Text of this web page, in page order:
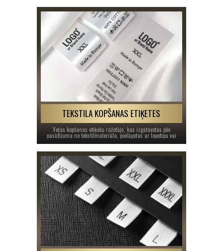
TEKSTILA KOPŠANAS ETIĶETES
Veļas kopšanas etiķešu ražotājs, kas izgatavotas pēc
pasūtījuma no tekstilmateriāla, pielāgotas ar logotipu vai